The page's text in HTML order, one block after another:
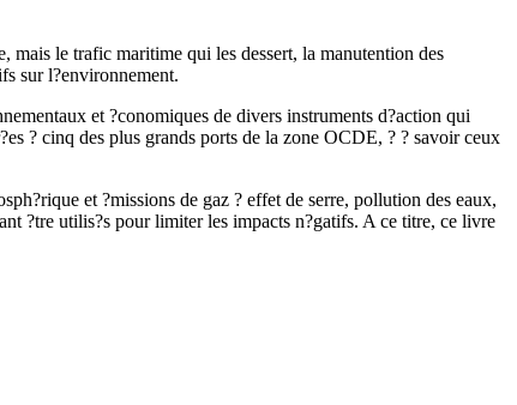
mais le trafic maritime qui les dessert, la manutention des
sur l?environnement.
et ?conomiques de divers instruments d?action qui
? cinq des plus grands ports de la zone OCDE, ? ? savoir ceux
et ?missions de gaz ? effet de serre, pollution des eaux,
?tre utilis?s pour limiter les impacts n?gatifs. A ce titre, ce livre